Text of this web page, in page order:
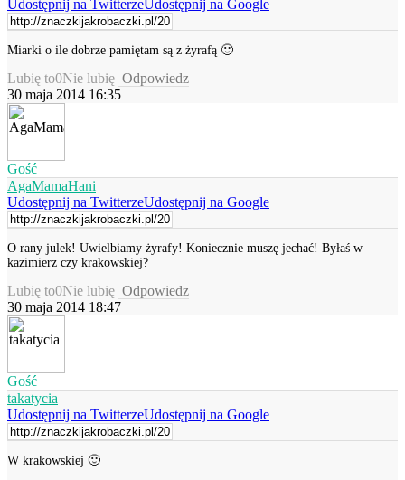
Udostępnij na TwitterzeUdostępnij na Google
Miarki o ile dobrze pamiętam są z żyrafą 🙂
Lubię to0Nie lubię Odpowiedz
30 maja 2014 16:35
Gość
AgaMamaHani
Udostępnij na TwitterzeUdostępnij na Google
O rany julek! Uwielbiamy żyrafy! Koniecznie muszę jechać! Byłaś w
kazimierz czy krakowskiej?
Lubię to0Nie lubię Odpowiedz
30 maja 2014 18:47
Gość
takatycia
Udostępnij na TwitterzeUdostępnij na Google
W krakowskiej 🙂